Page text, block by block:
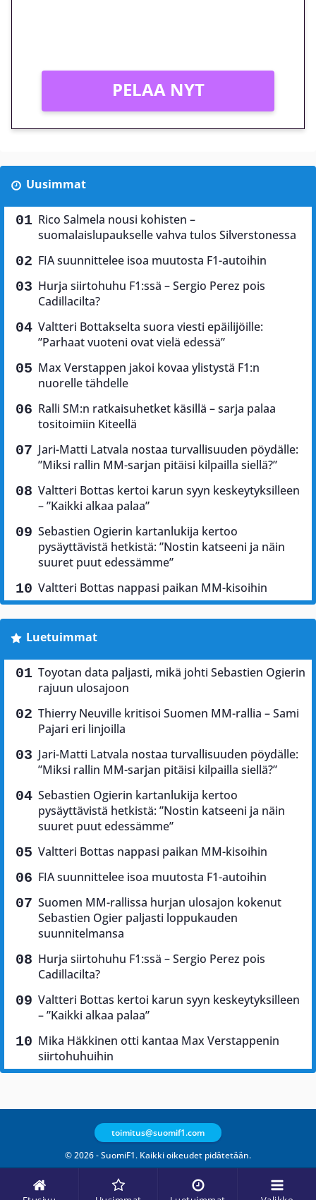
PELAA NYT
Uusimmat
Rico Salmela nousi kohisten –
suomalaislupaukselle vahva tulos Silverstonessa
FIA suunnittelee isoa muutosta F1-autoihin
Hurja siirtohuhu F1:ssä – Sergio Perez pois
Cadillacilta?
Valtteri Bottakselta suora viesti epäilijöille:
”Parhaat vuoteni ovat vielä edessä”
Max Verstappen jakoi kovaa ylistystä F1:n
nuorelle tähdelle
Ralli SM:n ratkaisuhetket käsillä – sarja palaa
tositoimiin Kiteellä
Jari-Matti Latvala nostaa turvallisuuden pöydälle:
”Miksi rallin MM-sarjan pitäisi kilpailla siellä?”
Valtteri Bottas kertoi karun syyn keskeytyksilleen
– ”Kaikki alkaa palaa”
Sebastien Ogierin kartanlukija kertoo
pysäyttävistä hetkistä: ”Nostin katseeni ja näin
suuret puut edessämme”
Valtteri Bottas nappasi paikan MM-kisoihin
Luetuimmat
Toyotan data paljasti, mikä johti Sebastien Ogierin
rajuun ulosajoon
Thierry Neuville kritisoi Suomen MM-rallia – Sami
Pajari eri linjoilla
Jari-Matti Latvala nostaa turvallisuuden pöydälle:
”Miksi rallin MM-sarjan pitäisi kilpailla siellä?”
Sebastien Ogierin kartanlukija kertoo
pysäyttävistä hetkistä: ”Nostin katseeni ja näin
suuret puut edessämme”
Valtteri Bottas nappasi paikan MM-kisoihin
FIA suunnittelee isoa muutosta F1-autoihin
Suomen MM-rallissa hurjan ulosajon kokenut
Sebastien Ogier paljasti loppukauden
suunnitelmansa
Hurja siirtohuhu F1:ssä – Sergio Perez pois
Cadillacilta?
Valtteri Bottas kertoi karun syyn keskeytyksilleen
– ”Kaikki alkaa palaa”
Mika Häkkinen otti kantaa Max Verstappenin
siirtohuhuihin
© 2026 - SuomiF1. Kaikki oikeudet pidätetään.
toimitus@suomif1.com